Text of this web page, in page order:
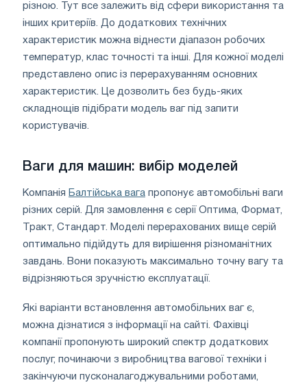
різною. Тут все залежить від сфери використання та
інших критеріїв. До додаткових технічних
характеристик можна віднести діапазон робочих
температур, клас точності та інші. Для кожної моделі
представлено опис із перерахуванням основних
характеристик. Це дозволить без будь-яких
складнощів підібрати модель ваг під запити
користувачів.
Ваги для машин: вибір моделей
Компанія Балтійська вага пропонує автомобільні ваги
різних серій. Для замовлення є серії Оптима, Формат,
Тракт, Стандарт. Моделі перерахованих вище серій
оптимально підійдуть для вирішення різноманітних
завдань. Вони показують максимально точну вагу та
відрізняються зручністю експлуатації.
Які варіанти встановлення автомобільних ваг є,
можна дізнатися з інформації на сайті. Фахівці
компанії пропонують широкий спектр додаткових
послуг, починаючи з виробництва вагової техніки і
закінчуючи пусконалагоджувальними роботами,